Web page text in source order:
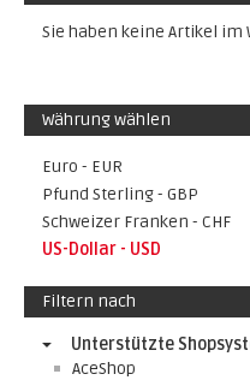
Sie haben keine Artikel im
Währung wählen
Euro - EUR
Pfund Sterling - GBP
Schweizer Franken - CHF
US-Dollar - USD
Filtern nach
Unterstützte
AceShop